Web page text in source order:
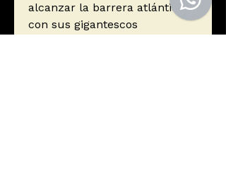
alcanzar la barrera atlántica,
con sus gigantescos